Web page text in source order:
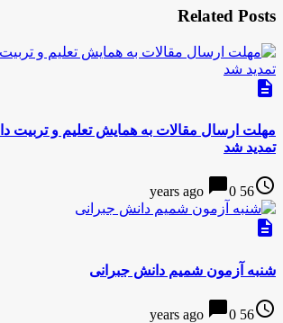
Related Posts
description
مهلت ارسال مقالات به همایش تعلیم و تربیت
تمدید شد
access_time
56 years ago
chat_bubble0
description
شنبه آزمون شمیم دانش جبرانی
access_time
56 years ago
chat_bubble0